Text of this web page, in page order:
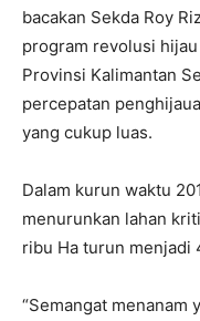
bacakan Sekda Roy
program revolusi
Provinsi Kalimantan
percepatan
yang cukup luas.
Dalam kurun waktu
menurunkan lahan
ribu Ha turun menjadi
“Semangat menanam